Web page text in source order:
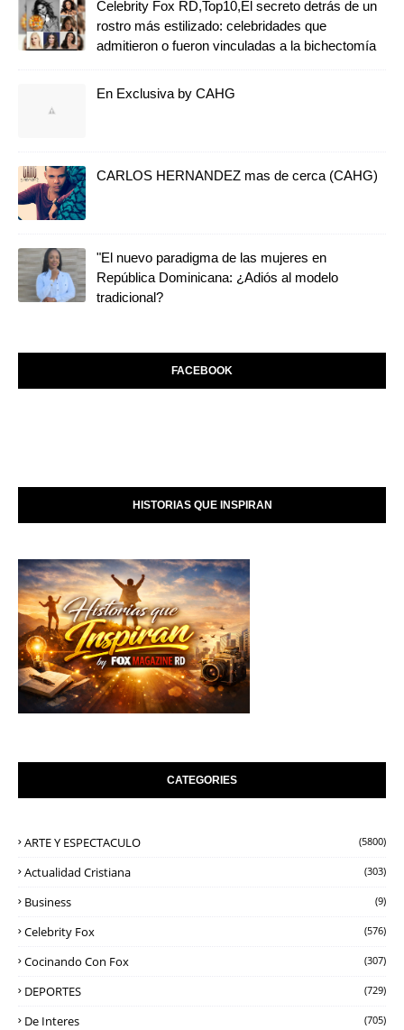
Celebrity Fox RD,Top10,El secreto detrás de un
rostro más estilizado: celebridades que
admitieron o fueron vinculadas a la bichectomía
En Exclusiva by CAHG
CARLOS HERNANDEZ mas de cerca (CAHG)
"El nuevo paradigma de las mujeres en
República Dominicana: ¿Adiós al modelo
tradicional?
FACEBOOK
HISTORIAS QUE INSPIRAN
CATEGORIES
ARTE Y ESPECTACULO (5800)
Actualidad Cristiana (303)
Business (9)
Celebrity Fox (576)
Cocinando Con Fox (307)
DEPORTES (729)
De Interes (705)